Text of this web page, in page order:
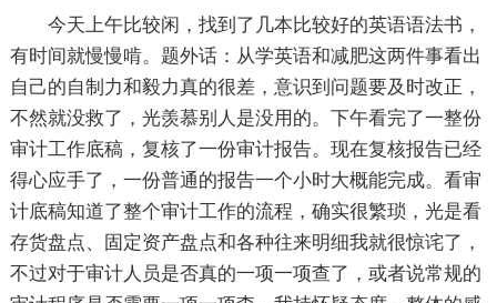
今天上午比较闲，找到了几本比较好的英语语法书，
有时间就慢慢啃。题外话：从学英语和减肥这两件事看出
自己的自制力和毅力真的很差，意识到问题要及时改正，
不然就没救了，光羡慕别人是没用的。下午看完了一整份
审计工作底稿，复核了一份审计报告。现在复核报告已经
得心应手了，一份普通的报告一个小时大概能完成。看审
计底稿知道了整个审计工作的流程，确实很繁琐，光是看
存货盘点、固定资产盘点和各种往来明细我就很惊诧了，
不过对于审计人员是否真的一项一项查了，或者说常规的